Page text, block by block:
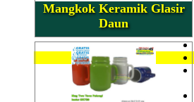
Mangkok Keramik Glasir
Daun